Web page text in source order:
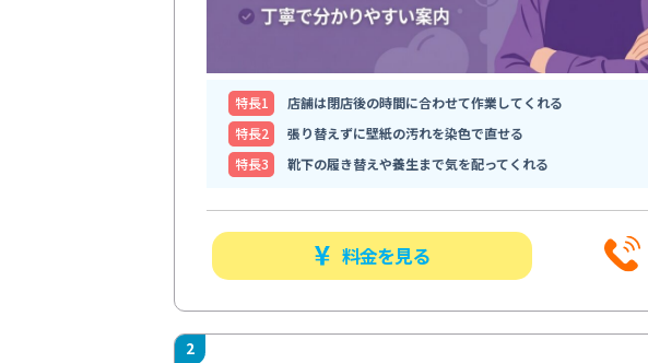
特⻑1
店舗は閉店後の時間に合わせて作業してくれる
特⻑2
張り替えずに壁紙の汚れを染色で直せる
特⻑3
靴下の履き替えや養生まで気を配ってくれる
料金を見る
2